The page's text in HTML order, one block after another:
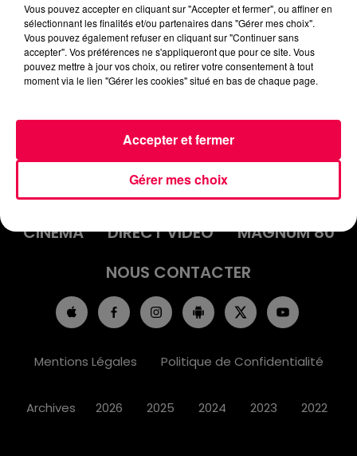
INFOS
AGENDA
JEUX
PODCASTS
CINÉMA
DIRECT VIDÉO
MAGNUM 80
NOUS CONTACTER
Mentions Légales Politique de Confidentialité
Archives 2026 2025 2024 2023 2022
Vous pouvez accepter en cliquant sur "Accepter et fermer", ou affiner en
sélectionnant les finalités et/ou partenaires dans "Gérer mes choix".
Vous pouvez également refuser en cliquant sur "Continuer sans
accepter". Vos préférences ne s'appliqueront que pour ce site. Vous
pouvez mettre à jour vos choix, ou retirer votre consentement à tout
moment via le lien "Gérer les cookies" situé en bas de chaque page.
Gérer mes choix
Accepter et fermer